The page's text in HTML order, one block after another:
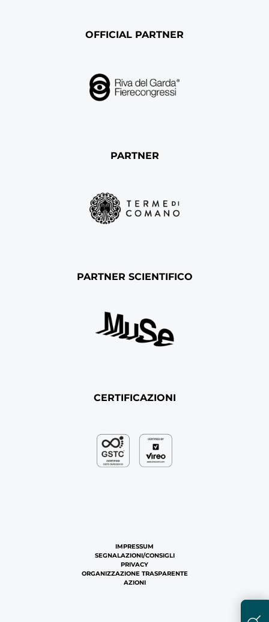
OFFICIAL PARTNER
PARTNER
PARTNER SCIENTIFICO
CERTIFICAZIONI
IMPRESSUM
SEGNALAZIONI/CONSIGLI
PRIVACY
ORGANIZZAZIONE TRASPARENTE
AZIONI